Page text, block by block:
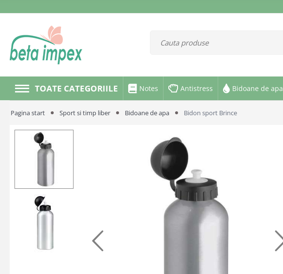
TOATE CATEGORIILE Notes Antistress Bidoane de apa
Pagina start Sport si timp liber Bidoane de apa Bidon sport Brince